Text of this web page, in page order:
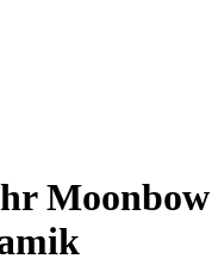
Moonbow